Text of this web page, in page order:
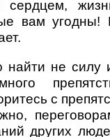
сердцем,
вам угодны!
найти не силу
с
других